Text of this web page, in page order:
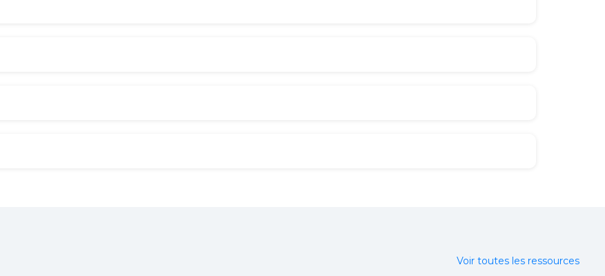
Voir toutes les ressources